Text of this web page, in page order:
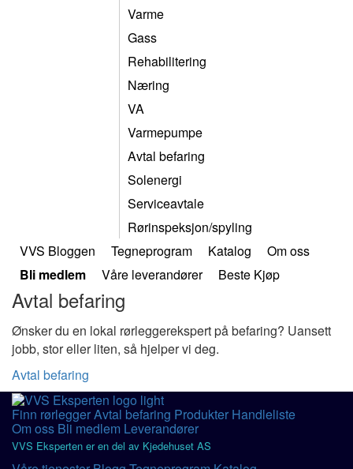
Varme
Gass
Rehabilitering
Næring
VA
Varmepumpe
Avtal befaring
Solenergi
Serviceavtale
Rørinspeksjon/spyling
VVS Bloggen
Tegneprogram Katalog
Om oss
Bli medlem
Våre leverandører Beste Kjøp
Avtal befaring
Ønsker du en lokal rørleggerekspert på befaring? Uansett
jobb, stor eller liten, så hjelper vi deg.
Avtal befaring
Finn rørleggerAvtal befaring Produkter Handleliste
Om oss Bli medlem Leverandører
VVS Eksperten er en del av Kjedehuset AS